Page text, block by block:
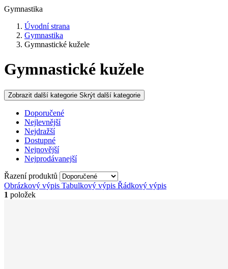
Gymnastika
Úvodní strana
Gymnastika
Gymnastické kužele
Gymnastické kužele
Zobrazit další kategorie Skrýt další kategorie
Doporučené
Nejlevnější
Nejdražší
Dostupné
Nejnovější
Nejprodávanejší
Řazení produktů
Obrázkový výpis Tabulkový výpis Řádkový výpis
1 položek